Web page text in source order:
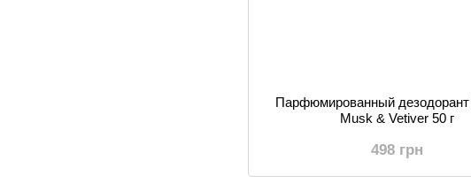
Парфюмированный дезодорант
Musk & Vetiver 50 г
498 грн